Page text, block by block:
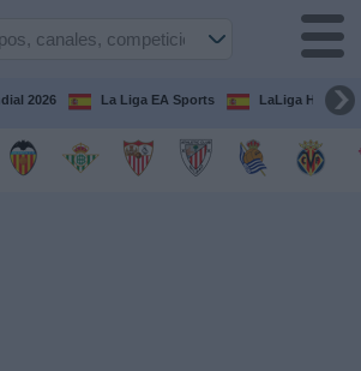
2026 La Liga EA Sports LaLiga